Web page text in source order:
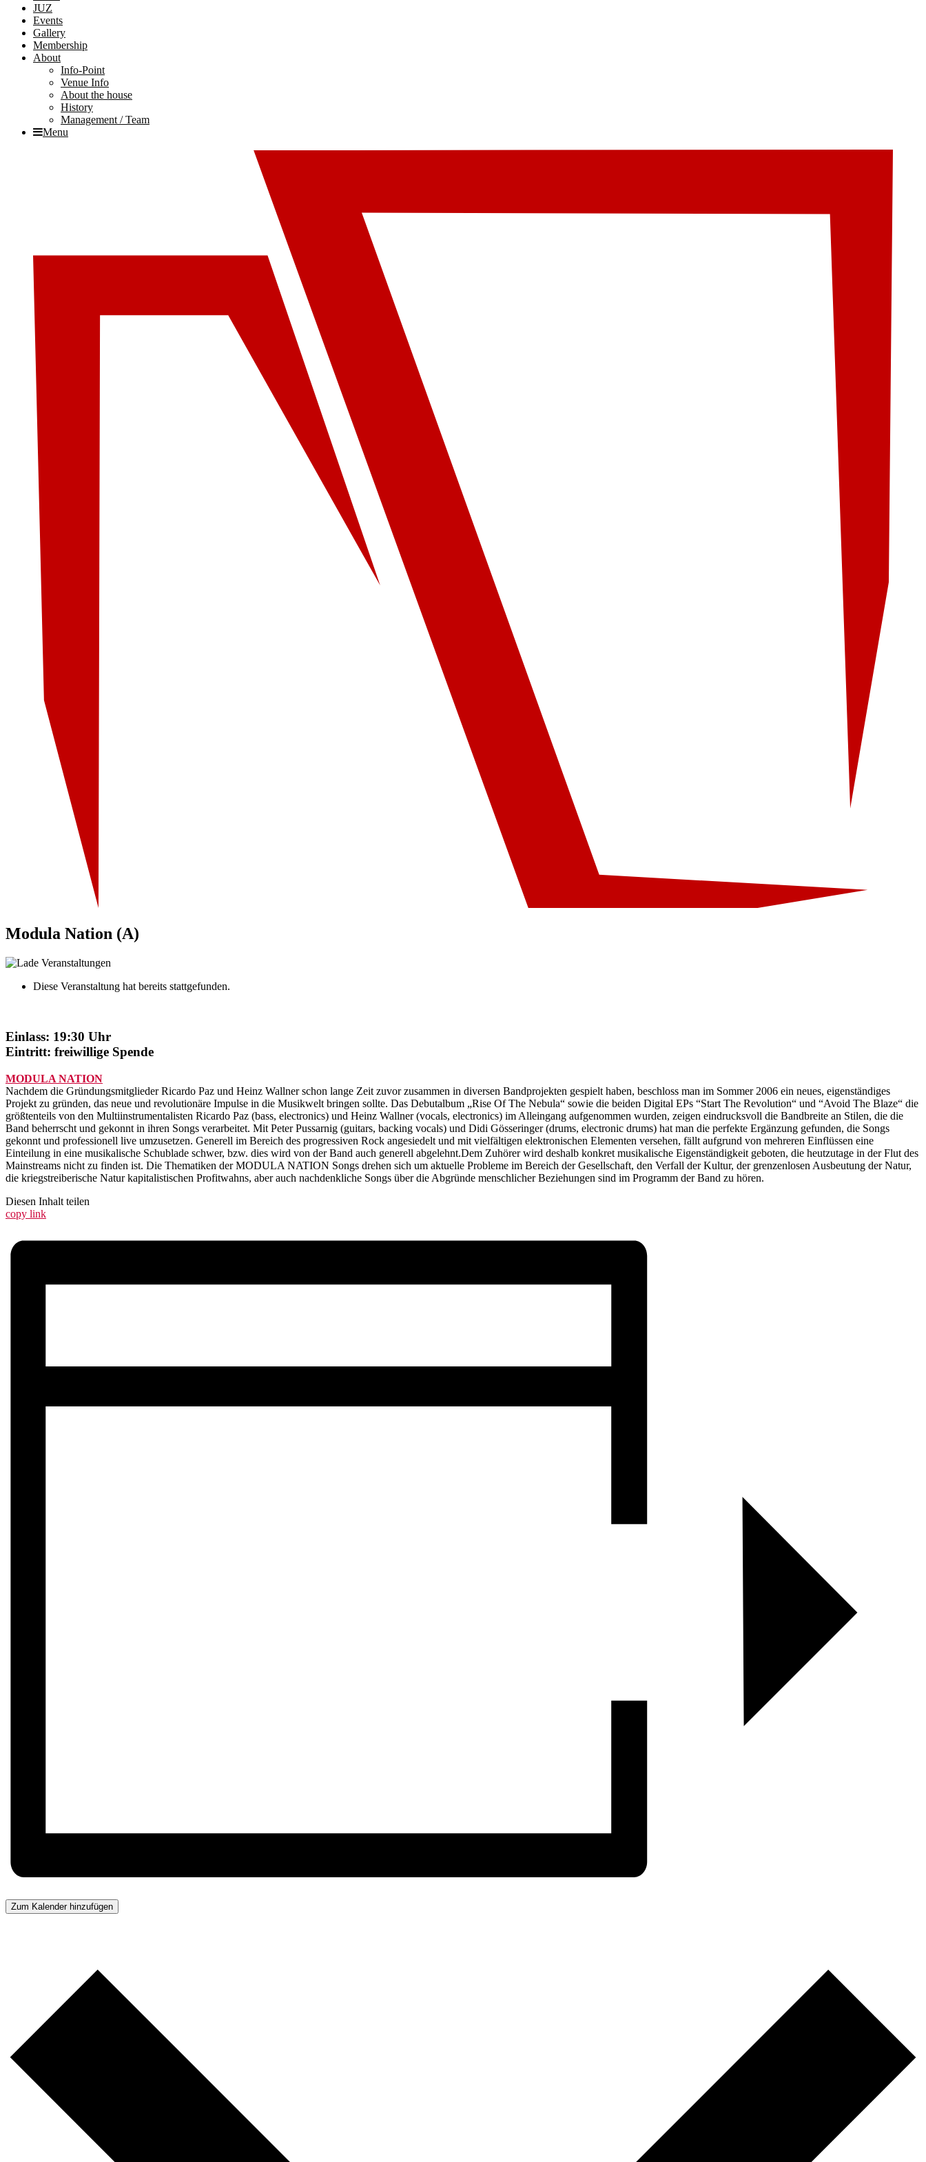
JUZ
Events
Gallery
Membership
About
Info-Point
Venue Info
About the house
History
Management / Team
Menu
Modula Nation (A)
Diese Veranstaltung hat bereits stattgefunden.
Einlass: 19:30 Uhr
Eintritt: freiwillige Spende
MODULA NATION
Nachdem die Gründungsmitglieder Ricardo Paz und Heinz Wallner schon lange Zeit zuvor zusammen in diversen Bandprojekten gespielt haben, beschloss man im Sommer 2006 ein neues, eigenständiges
Projekt zu gründen, das neue und revolutionäre Impulse in die Musikwelt bringen sollte. Das Debutalbum „Rise Of The Nebula“ sowie die beiden Digital EPs “Start The Revolution“ und “Avoid The Blaze“ die
größtenteils von den Multiinstrumentalisten Ricardo Paz (bass, electronics) und Heinz Wallner (vocals, electronics) im Alleingang aufgenommen wurden, zeigen eindrucksvoll die Bandbreite an Stilen, die die
Band beherrscht und gekonnt in ihren Songs verarbeitet. Mit Peter Pussarnig (guitars, backing vocals) und Didi Gösseringer (drums, electronic drums) hat man die perfekte Ergänzung gefunden, die Songs
gekonnt und professionell live umzusetzen. Generell im Bereich des progressiven Rock angesiedelt und mit vielfältigen elektronischen Elementen versehen, fällt aufgrund von mehreren Einflüssen eine
Einteilung in eine musikalische Schublade schwer, bzw. dies wird von der Band auch generell abgelehnt.Dem Zuhörer wird deshalb konkret musikalische Eigenständigkeit geboten, die heutzutage in der Flut des
Mainstreams nicht zu finden ist. Die Thematiken der MODULA NATION Songs drehen sich um aktuelle Probleme im Bereich der Gesellschaft, den Verfall der Kultur, der grenzenlosen Ausbeutung der Natur,
die kriegstreiberische Natur kapitalistischen Profitwahns, aber auch nachdenkliche Songs über die Abgründe menschlicher Beziehungen sind im Programm der Band zu hören.
Diesen Inhalt teilen
copy link
Zum Kalender hinzufügen